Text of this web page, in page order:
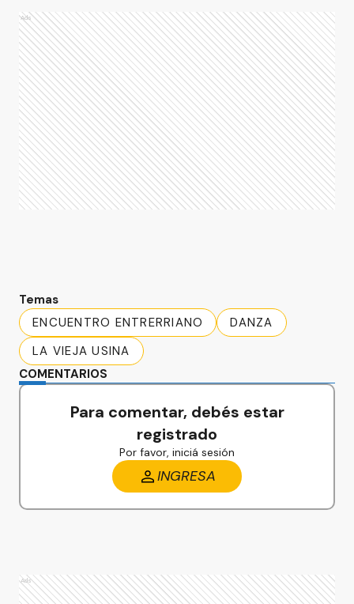
Ads
Temas
ENCUENTRO ENTRERRIANO
DANZA
LA VIEJA USINA
COMENTARIOS
Para comentar, debés estar
registrado
Por favor, iniciá sesión
INGRESA
Ads